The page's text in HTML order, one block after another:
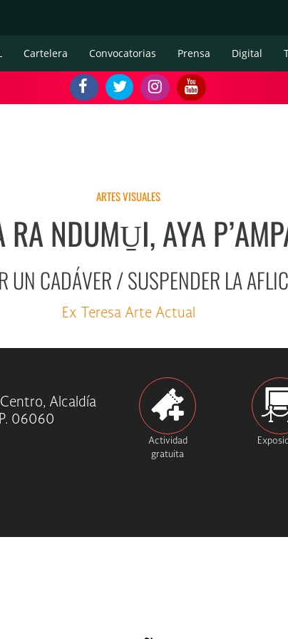
Cartelera Convocatorias Prensa Digital
ARTES VISUALES
RA NDUMU̱I, AYA
UN CADÁVER / SUSPENDER LA
Ex Teresa Arte Actual
Alcaldía
06060
Actividad
gratuita